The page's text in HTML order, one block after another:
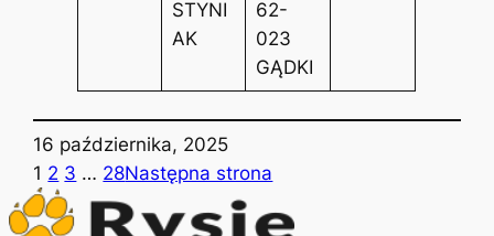
STYNI
AK
62-
023
GĄDKI
16 października, 2025
1 2 3 … 28Następna strona